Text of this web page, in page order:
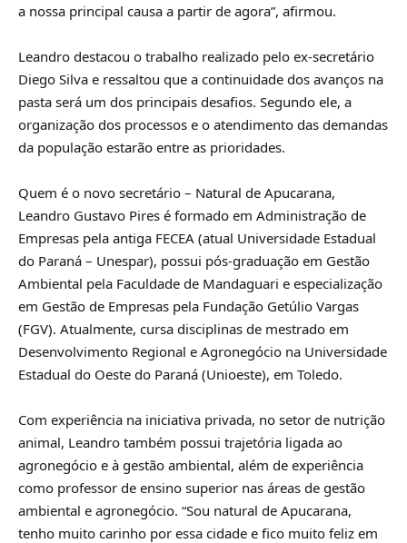
a nossa principal causa a partir de agora”, afirmou.
Leandro destacou o trabalho realizado pelo ex-secretário
Diego Silva e ressaltou que a continuidade dos avanços na
pasta será um dos principais desafios. Segundo ele, a
organização dos processos e o atendimento das demandas
da população estarão entre as prioridades.
Quem é o novo secretário – Natural de Apucarana,
Leandro Gustavo Pires é formado em Administração de
Empresas pela antiga FECEA (atual Universidade Estadual
do Paraná – Unespar), possui pós-graduação em Gestão
Ambiental pela Faculdade de Mandaguari e especialização
em Gestão de Empresas pela Fundação Getúlio Vargas
(FGV). Atualmente, cursa disciplinas de mestrado em
Desenvolvimento Regional e Agronegócio na Universidade
Estadual do Oeste do Paraná (Unioeste), em Toledo.
Com experiência na iniciativa privada, no setor de nutrição
animal, Leandro também possui trajetória ligada ao
agronegócio e à gestão ambiental, além de experiência
como professor de ensino superior nas áreas de gestão
ambiental e agronegócio. “Sou natural de Apucarana,
tenho muito carinho por essa cidade e fico muito feliz em